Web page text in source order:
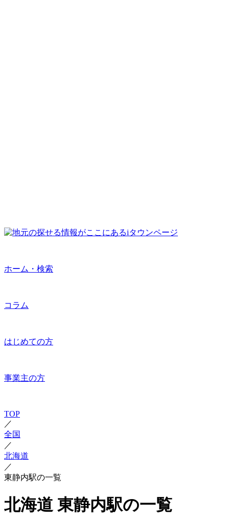
ホーム・検索
コラム
はじめての方
事業主の方
TOP
／
全国
／
北海道
／
東静内駅の一覧
北海道 東静内駅の一覧